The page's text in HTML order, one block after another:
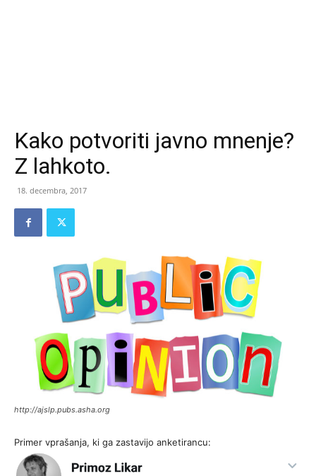
Kako potvoriti javno mnenje?
Z lahkoto.
18. decembra, 2017
http://ajslp.pubs.asha.org
Primer vprašanja, ki ga zastavijo anketirancu: